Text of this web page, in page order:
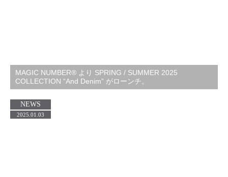
MAGIC NUMBER® より SPRING / SUMMER 2025
COLLECTION “And Denim” がローンチ。
NEWS
2025.01.03